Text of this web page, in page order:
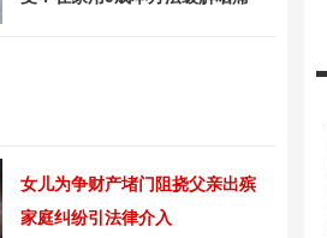
女儿为争财产堵门阻挠父亲出殡
家庭纠纷引法律介入